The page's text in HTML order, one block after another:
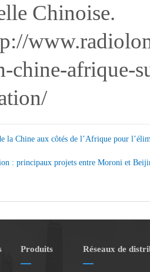
Chinoise.
chine-afrique-
la Chine aux côtés de l’Afrique pour
: principaux projets entre Moroni et
Produits Réseaux de